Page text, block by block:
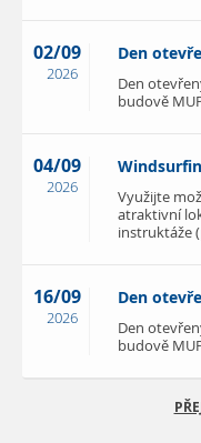
02/09
2026
Den
Den
budově
04/09
2026
Využijte
atraktivní
instruktáže
16/09
2026
Den
Den
budově